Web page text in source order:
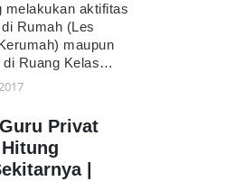
melakukan aktifitas
Rumah (Les
maupun
di Ruang Kelas…
Privat
|